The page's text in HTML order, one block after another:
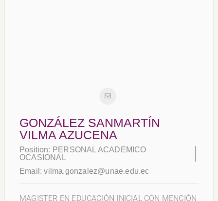
GONZÁLEZ SANMARTÍN
VILMA AZUCENA
Position: PERSONAL ACADEMICO
OCASIONAL
Email:vilma.gonzalez@unae.edu.ec
MAGISTER EN EDUCACIÓN INICIAL CON MENCIÓN